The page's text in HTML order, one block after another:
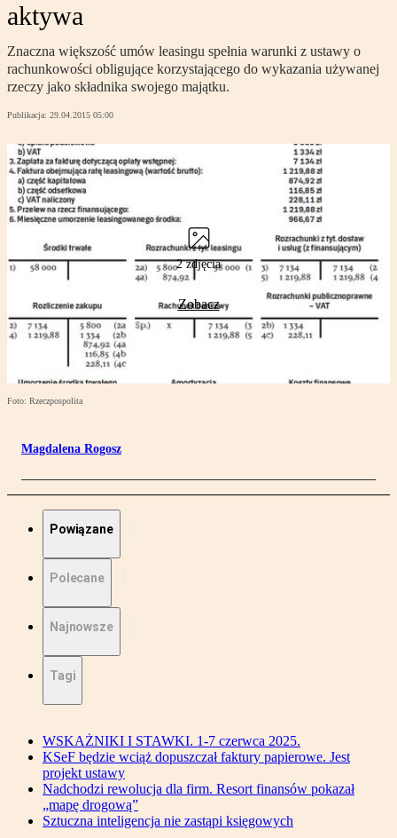
aktywa
Znaczna większość umów leasingu spełnia warunki z ustawy o
rachunkowości obligujące korzystającego do wykazania używanej
rzeczy jako składnika swojego majątku.
Publikacja: 29.04.2015 05:00
2 zdjęcia
Zobacz
Foto: Rzeczpospolita
Magdalena Rogosz
Powiązane
Polecane
Najnowsze
Tagi
WSKAŻNIKI I STAWKI. 1-7 czerwca 2025.
KSeF będzie wciąż dopuszczał faktury papierowe. Jest
projekt ustawy
Nadchodzi rewolucja dla firm. Resort finansów pokazał
„mapę drogową”
Sztuczna inteligencja nie zastąpi księgowych